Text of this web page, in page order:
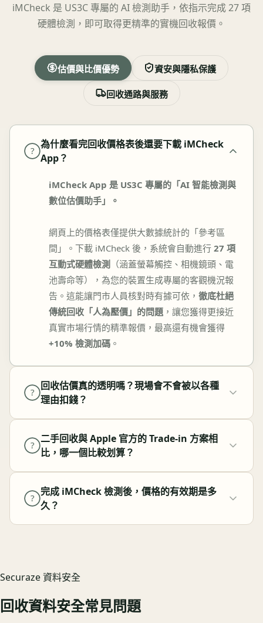
iMCheck 是 US3C 專屬的 AI 檢測助手，依指示完成 27 項
硬體檢測，即可取得更精準的實機回收報價。
估價與比價優勢 資安與隱私保護
回收通路與服務
?
為什麼看完回收價格表後還要下載 iMCheck
App？
iMCheck App 是 US3C 專屬的「AI 智能檢測與
數位估價助手」。
網頁上的價格表僅提供大數據統計的「參考區
間」。下載 iMCheck 後，系統會自動進行 27 項
互動式硬體檢測 （涵蓋螢幕觸控、相機鏡頭、電
池壽命等），為您的裝置生成專屬的客觀機況報
告。這能讓門市人員核對時有據可依， 徹底杜絕
傳統回收「人為壓價」的問題 ，讓您獲得更接近
真實市場行情的精準報價，最高還有機會獲得
+10% 檢測加碼 。
?
回收估價真的透明嗎？現場會不會被以各種
理由扣錢？
?
二手回收與 Apple 官方的 Trade-in 方案相
比，哪一個比較划算？
?
完成 iMCheck 檢測後，價格的有效期是多
久？
Securaze 資料安全
回收資料安全常見問題